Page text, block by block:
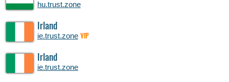
hu.trust.zone
Irland
ie.trust.zone VIP
Irland
ie.trust.zone